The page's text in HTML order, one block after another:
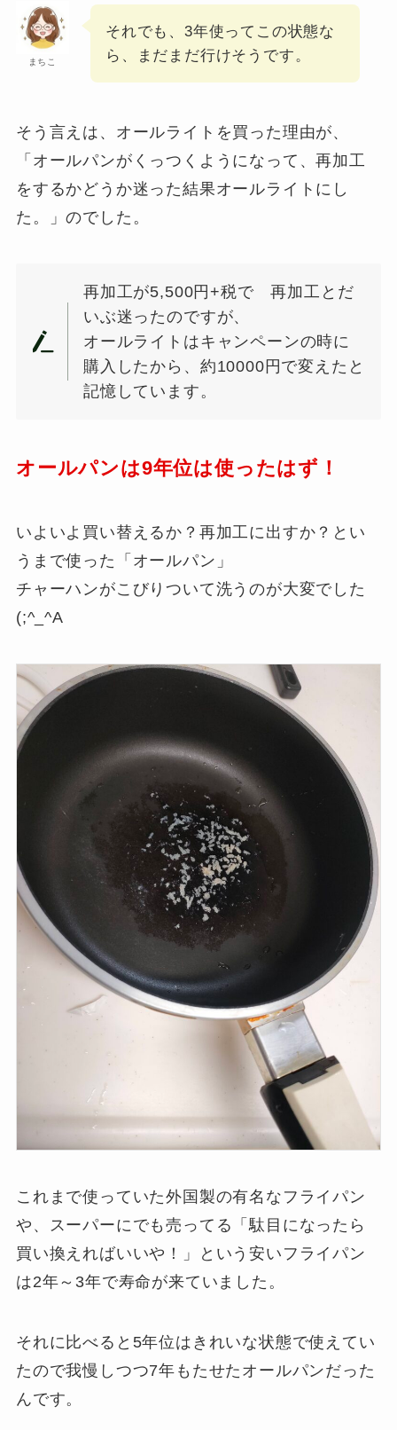
まちこ
それでも、3年使ってこの状態な
ら、まだまだ行けそうです。
そう言えは、オールライトを買った理由が、
「オールパンがくっつくようになって、再加工
をするかどうか迷った結果オールライトにし
た。」のでした。
再加工が5,500円+税で 再加工とだ
いぶ迷ったのですが、
オールライトはキャンペーンの時に
購入したから、約10000円で変えたと
記憶しています。
オールパンは9年位は使ったはず！
いよいよ買い替えるか？再加工に出すか？とい
うまで使った「オールパン」
チャーハンがこびりついて洗うのが大変でした
(;^_^A
これまで使っていた外国製の有名なフライパン
や、スーパーにでも売ってる「駄目になったら
買い換えればいいや！」という安いフライパン
は2年～3年で寿命が来ていました。
それに比べると5年位はきれいな状態で使えてい
たので我慢しつつ7年もたせたオールパンだった
んです。